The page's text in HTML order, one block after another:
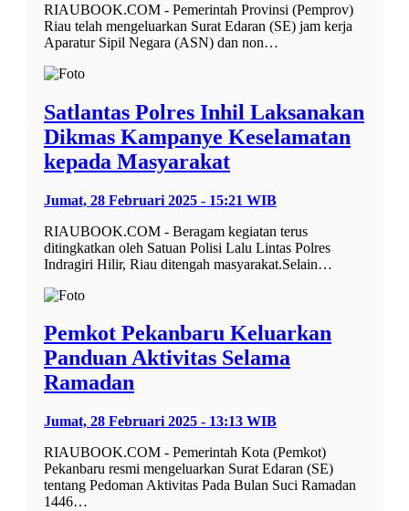
RIAUBOOK.COM - Pemerintah Provinsi (Pemprov)
Riau telah mengeluarkan Surat Edaran (SE) jam kerja
Aparatur Sipil Negara (ASN) dan non…
Satlantas Polres Inhil Laksanakan
Dikmas Kampanye Keselamatan
kepada Masyarakat
Jumat, 28 Februari 2025 - 15:21 WIB
RIAUBOOK.COM - Beragam kegiatan terus
ditingkatkan oleh Satuan Polisi Lalu Lintas Polres
Indragiri Hilir, Riau ditengah masyarakat.Selain…
Pemkot Pekanbaru Keluarkan
Panduan Aktivitas Selama
Ramadan
Jumat, 28 Februari 2025 - 13:13 WIB
RIAUBOOK.COM - Pemerintah Kota (Pemkot)
Pekanbaru resmi mengeluarkan Surat Edaran (SE)
tentang Pedoman Aktivitas Pada Bulan Suci Ramadan
1446…